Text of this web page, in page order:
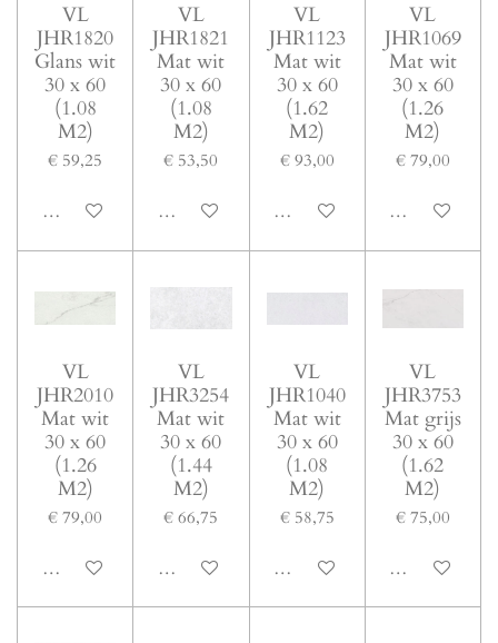
VL
JHR1820
Glans wit
30 x 60
(1.08
M2)
€ 59,25
In winkelwagen
VL
JHR1821
Mat wit
30 x 60
(1.08
M2)
€ 53,50
In winkelwagen
VL
JHR1123
Mat wit
30 x 60
(1.62
M2)
€ 93,00
In winkelwagen
VL
JHR1069
Mat wit
30 x 60
(1.26
M2)
€ 79,00
In
VL
JHR2010
Mat wit
30 x 60
(1.26
M2)
€ 79,00
In winkelwagen
VL
JHR3254
Mat wit
30 x 60
(1.44
M2)
€ 66,75
In winkelwagen
VL
JHR1040
Mat wit
30 x 60
(1.08
M2)
€ 58,75
In winkelwagen
VL
JHR3753
Mat grijs
30 x 60
(1.62
M2)
€ 75,00
In